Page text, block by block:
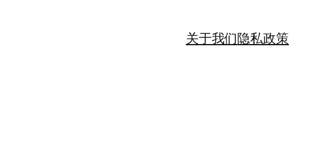
关于我们隐私政策